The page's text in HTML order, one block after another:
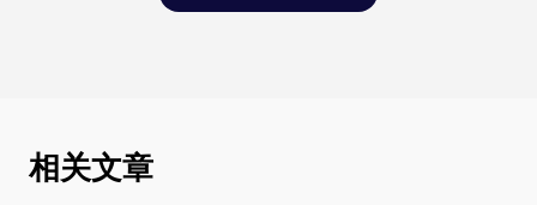
相关文章